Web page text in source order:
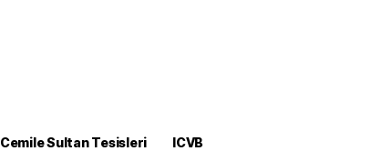
Cemile Sultan Tesisleri
ICVB